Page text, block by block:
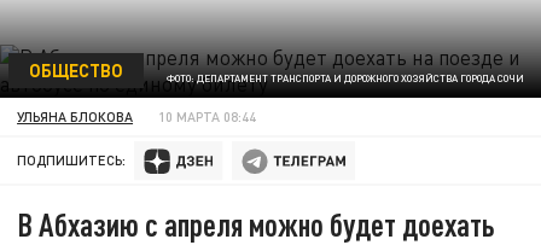
ФОТО: ДЕПАРТАМЕНТ ТРАНСПОРТА И ДОРОЖНОГО ХОЗЯЙСТВА ГОРОДА СОЧИ
ОБЩЕСТВО
УЛЬЯНА БЛОКОВА 10 МАРТА 08:44
ПОДПИШИТЕСЬ:
В Абхазию с апреля можно будет доехать